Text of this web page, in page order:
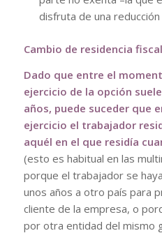
disfruta de una reducción
Cambio de residencia fiscal
Dado que entre el
ejercicio de la opción
años, puede suceder que
ejercicio el trabajador
aquél en el que residía
(esto es habitual en las
porque el trabajador se
unos años a otro país para
cliente de la empresa, o
por otra entidad del mismo